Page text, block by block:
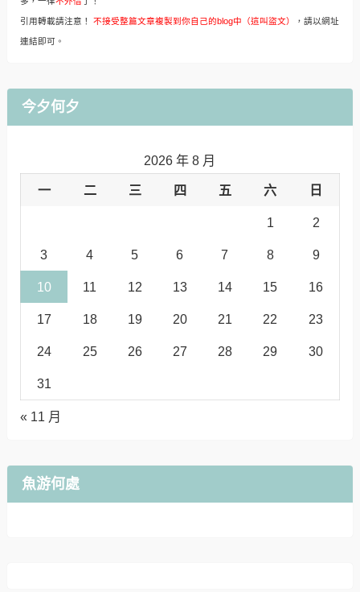
引用轉載請注意！ 不接受整篇文章複製到你自己的blog中（這叫盜文） ，請以網址
連結即可。
今夕何夕
2026 年 8 月
一 二 三 四 五 六 日
1 2
3 4 5 6 7 8 9
10 11 12 13 14 15 16
17 18 19 20 21 22 23
24 25 26 27 28 29 30
31
« 11 月
魚游何處